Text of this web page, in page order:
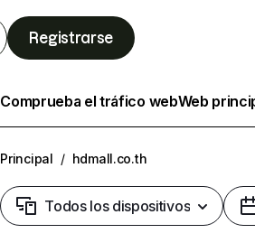
Registrarse
Comprueba el tráfico webWeb
Principal / hdmall.co.th
Todos los dispositivos